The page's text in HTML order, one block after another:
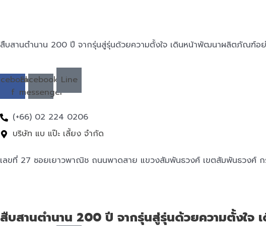
สืบสานตำนาน 200 ปี จากรุ่นสู่รุ่นด้วยความตั้งใจ เดินหน้าพัฒนาผลิตภัณฑ์อ
f
Facebook-
messenger
Line
(+66) 02 224 0206
บริษัท แบ แป๊ะ เลี้ยง จำกัด
เลขที่ 27 ซอยเยาวพาณิช ถนนพาดสาย แขวงสัมพันธวงศ์ เขตสัมพันธวงศ์ ก
สืบสานตำนาน 200 ปี จากรุ่นสู่รุ่นด้วยความตั้งใ